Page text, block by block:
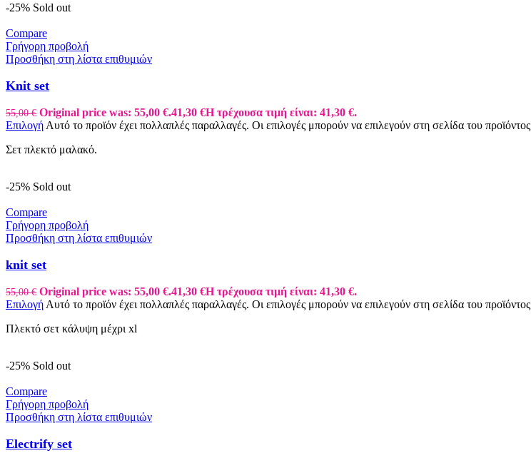
-25% Sold out
Compare
Γρήγορη προβολή
Προσθήκη στη λίστα επιθυμιών
Knit set
55,00€ Original price was: 55,00 €.41,30 €Η τρέχουσα τιμή είναι: 41,30 €.
Επιλογή Αυτό το προϊόν έχει πολλαπλές παραλλαγές. Οι επιλογές μπορούν να επιλεγούν στη σελίδα του προϊόντος
Σετ πλεκτό μαλακό.
-25% Sold out
Compare
Γρήγορη προβολή
Προσθήκη στη λίστα επιθυμιών
knit set
55,00€ Original price was: 55,00 €.41,30 €Η τρέχουσα τιμή είναι: 41,30 €.
Επιλογή Αυτό το προϊόν έχει πολλαπλές παραλλαγές. Οι επιλογές μπορούν να επιλεγούν στη σελίδα του προϊόντος
Πλεκτό σετ κάλυψη μέχρι xl
-25% Sold out
Compare
Γρήγορη προβολή
Προσθήκη στη λίστα επιθυμιών
Electrify set